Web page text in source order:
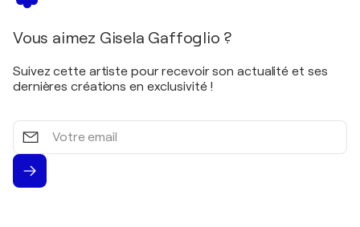
Vous aimez Gisela Gaffoglio ?
Suivez cette artiste pour recevoir son actualité et ses
dernières créations en exclusivité !
Votre
email